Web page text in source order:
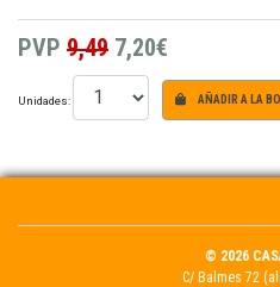
PVP 9,49 7,20€
Unidades: AÑADIR A LA
© 2026
C/ Balmes 72